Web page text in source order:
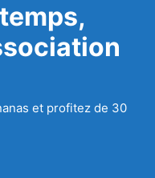
et profitez de 30